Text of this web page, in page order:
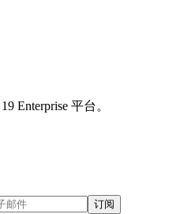
Enterprise 平台。
订阅